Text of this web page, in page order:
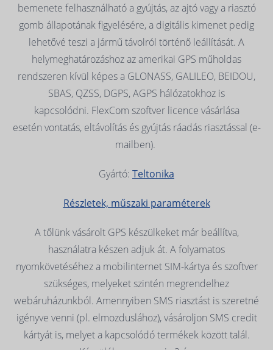
bemenete felhasználható a gyújtás, az ajtó vagy a riasztó
gomb állapotának figyelésére, a digitális kimenet pedig
lehetővé teszi a jármű távolról történő leállítását. A
helymeghatározáshoz az amerikai GPS műholdas
rendszeren kívül képes a GLONASS, GALILEO, BEIDOU,
SBAS, QZSS, DGPS, AGPS hálózatokhoz is
kapcsolódni. FlexCom szoftver licence vásárlása
esetén vontatás, eltávolítás és gyújtás ráadás riasztással (e-
mailben).
Gyártó: Teltonika
Részletek, műszaki paraméterek
A tőlünk vásárolt GPS készülkeket már beállítva,
használatra készen adjuk át. A folyamatos
nyomkövetéséhez a mobilinternet SIM-kártya és szoftver
szükséges, melyeket szintén megrendelhez
webáruházunkból. Amennyiben SMS riasztást is szeretné
igényve venni (pl. elmozduslához), vásároljon SMS credit
kártyát is, melyet a kapcsolódó termékek között talál.